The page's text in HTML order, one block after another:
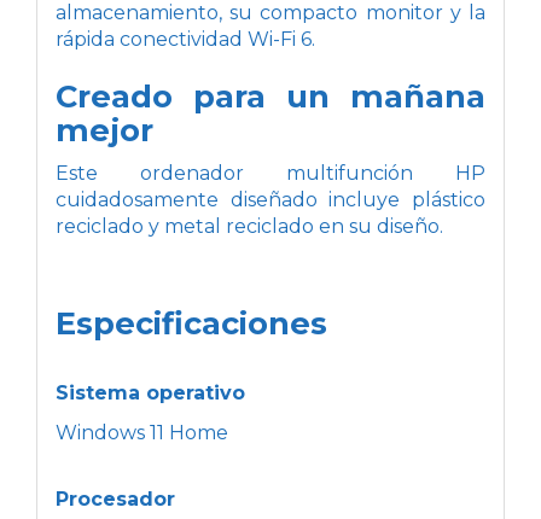
almacenamiento, su compacto monitor y la
rápida conectividad Wi-Fi 6.
Creado para un mañana
mejor
Este ordenador multifunción HP
cuidadosamente diseñado incluye plástico
reciclado y metal reciclado en su diseño.
Especificaciones
Sistema operativo
Windows 11 Home
Procesador